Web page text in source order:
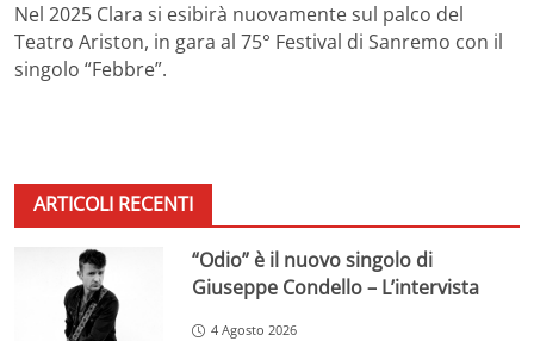
Nel 2025 Clara si esibirà nuovamente sul palco del
Teatro Ariston, in gara al 75° Festival di Sanremo con il
singolo “Febbre”.
ARTICOLI RECENTI
“Odio” è il nuovo singolo di
Giuseppe Condello – L’intervista
4 Agosto 2026